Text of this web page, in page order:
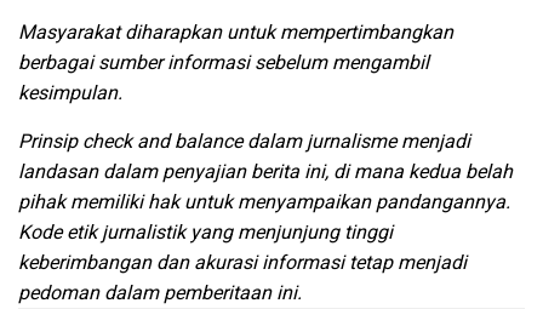
Masyarakat diharapkan untuk mempertimbangkan
berbagai sumber informasi sebelum mengambil
kesimpulan.
Prinsip check and balance dalam jurnalisme menjadi
landasan dalam penyajian berita ini, di mana kedua belah
pihak memiliki hak untuk menyampaikan pandangannya.
Kode etik jurnalistik yang menjunjung tinggi
keberimbangan dan akurasi informasi tetap menjadi
pedoman dalam pemberitaan ini.